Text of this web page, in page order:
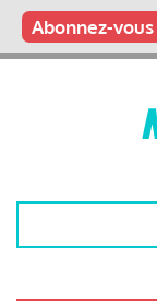
Aller
contenu
Main
Qui sommes nous
Vous publiez
Nous publions
Contactez-nous
Abonnez-vous